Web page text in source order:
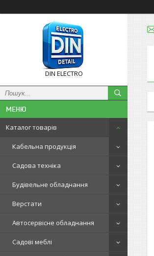
DIN ELECTRO
Каталог товарів
Кабельна продукція
Садова техніка
Будівельне обладнання
Верстати
Автосервісне обладнання
Садові меблі